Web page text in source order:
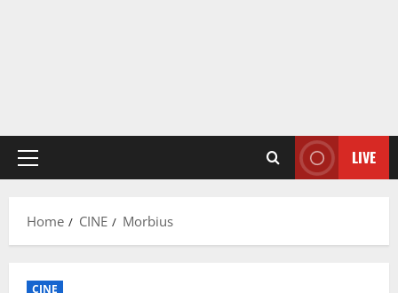
Primary
LIVE
Home CINE Morbius
CINE